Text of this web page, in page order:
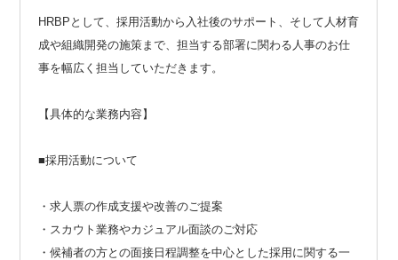
HRBPとして、採用活動から入社後のサポート、そして人材育
成や組織開発の施策まで、担当する部署に関わる人事のお仕
事を幅広く担当していただきます。
【具体的な業務内容】
■採用活動について
・求人票の作成支援や改善のご提案
・スカウト業務やカジュアル面談のご対応
・候補者の方との面接日程調整を中心とした採用に関する一